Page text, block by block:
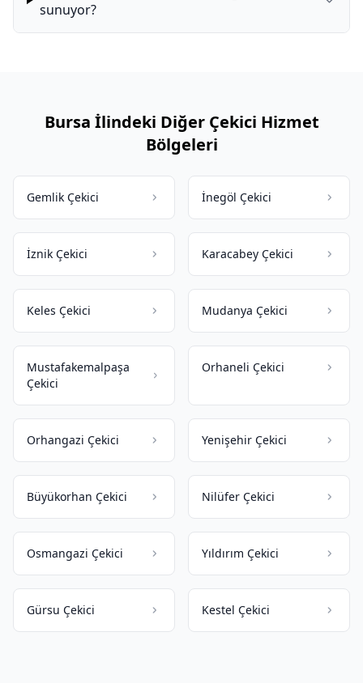
sunuyor?
Bursa İlindeki Diğer Çekici Hizmet
Bölgeleri
Gemlik Çekici İnegöl Çekici
İznik Çekici Karacabey Çekici
Keles Çekici Mudanya Çekici
Mustafakemalpaşa
Çekici
Orhaneli Çekici
Orhangazi Çekici Yenişehir Çekici
Büyükorhan Çekici Nilüfer Çekici
Osmangazi Çekici Yıldırım Çekici
Gürsu Çekici Kestel Çekici